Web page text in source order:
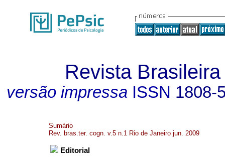
Revista
versão impressa ISSN 1808-
Sumário
Rev. bras.ter. cogn. v.5 n.1 Rio de Janeiro jun. 2009
Editorial